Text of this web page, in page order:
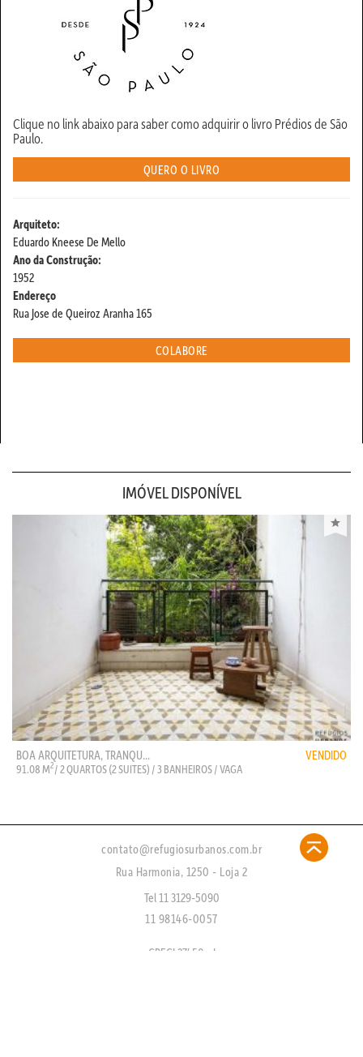
Clique no link abaixo para saber como adquirir o livro Prédios de São
Paulo.
QUERO O LIVRO
Arquiteto:
Eduardo Kneese De Mello
Ano da Construção:
1952
Endereço
Rua Jose de Queiroz Aranha 165
COLABORE
IMÓVEL DISPONÍVEL
BOA ARQUITETURA, TRANQU... VENDIDO
91.08 M2/ 2 QUARTOS (2 SUITES) / 3 BANHEIROS / VAGA
contato@refugiosurbanos.com.br
Rua Harmonia, 1250 - Loja 2
Tel 11 3129-5090
11 98146-0057
CRECI 27450 - J